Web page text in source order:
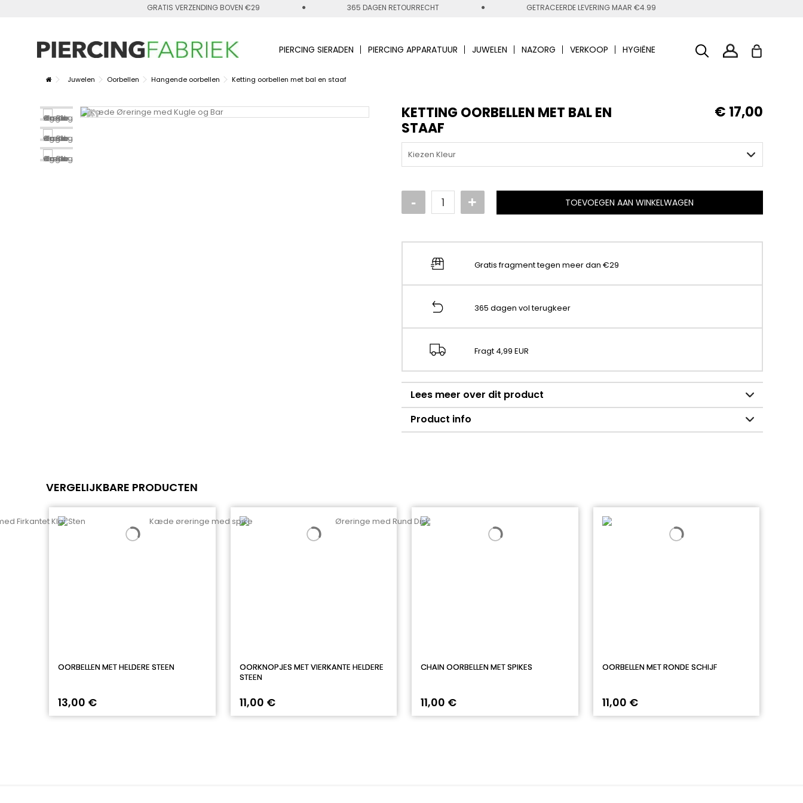
GRATIS VERZENDING BOVEN €29 365 DAGEN RETOURRECHT GETRACEERDE LEVERING MAAR €4.99
PIERCING SIERADEN PIERCING APPARATUUR JUWELEN NAZORG VERKOOP HYGIËNE
Juwelen Oorbellen Hangende oorbellen Ketting oorbellen met bal en staaf
KETTING OORBELLEN MET BAL EN
STAAF
€ 17,00
Kiezen Kleur
TOEVOEGEN AAN WINKELWAGEN
Gratis fragment tegen meer dan €29
365 dagen vol terugkeer
Fragt 4,99 EUR
Lees meer over dit product
Product info
VERGELIJKBARE PRODUCTEN
OORBELLEN MET HELDERE STEEN
13,00 €
OORKNOPJES MET VIERKANTE HELDERE
STEEN
11,00 €
CHAIN OORBELLEN MET SPIKES
11,00 €
OORBELLEN MET RONDE SCHIJF
11,00 €